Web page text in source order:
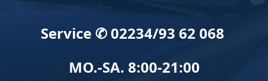
Service ✆ 02234/93 62 068
MO.-SA. 8:00-21:00